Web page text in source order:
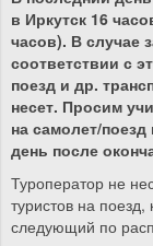
в Иркутск 16
часов). В случае
соответствии с
поезд и др.
несет. Просим
на самолет/
день после
Туроператор не
туристов на
следующий по